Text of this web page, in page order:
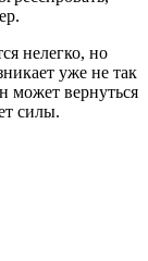
нелегко, но
уже не так
может вернуться
силы.